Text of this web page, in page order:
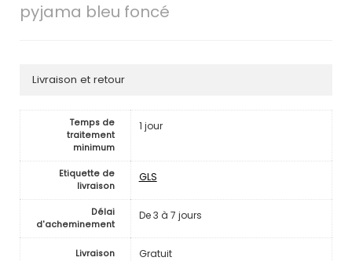
pyjama bleu foncé
Livraison et retour
Temps de
traitement
minimum
1 jour
Etiquette de
livraison
GLS
Délai
d'acheminement
De 3 à 7 jours
Livraison Gratuit